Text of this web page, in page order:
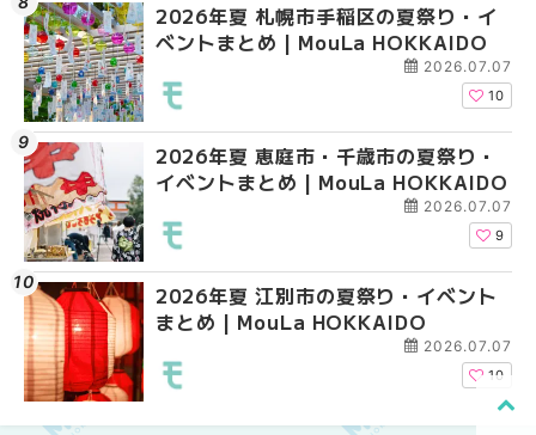
2026年夏 札幌市手稲区の夏祭り・イ
ベントまとめ | MouLa HOKKAIDO
2026.07.07
10
2026年夏 恵庭市・千歳市の夏祭り・
イベントまとめ | MouLa HOKKAIDO
2026.07.07
9
2026年夏 江別市の夏祭り・イベント
まとめ | MouLa HOKKAIDO
2026.07.07
10
2026年夏 札幌市南区
ントまとめ | MouLa
2026年夏 札幌市中央
ベントまとめ |
札幌の麻辣湯（マーラ
め専門店9選！本場の
新店まで徹底比較 |
2026年夏 札幌市東区
ントまとめ | MouLa
2026年夏 札幌市南区
ントまとめ | MouLa
札幌の麻辣湯（マーラ
め専門店6選！本場の
新店まで徹底比較 |